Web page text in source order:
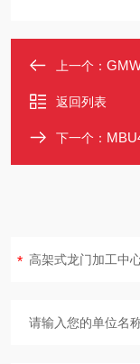
上一个：
返回列表
下一个：